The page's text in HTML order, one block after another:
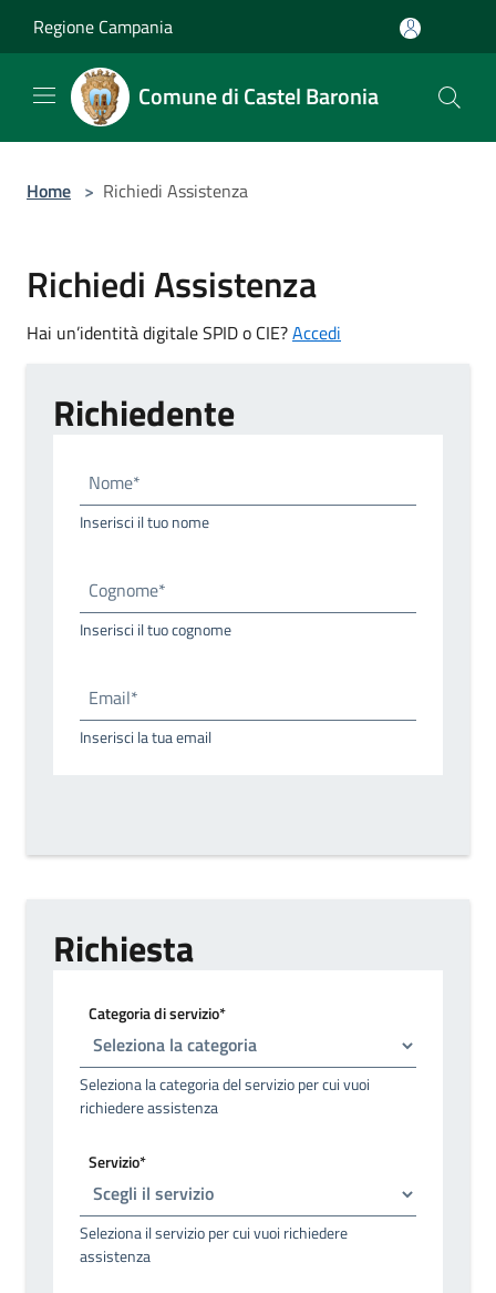
Regione Campania
Comune di Castel Baronia
Home > Richiedi Assistenza
Richiedi Assistenza
Hai un’identità digitale SPID o CIE?Accedi
Richiedente
Nome*
Inserisci il tuo nome
Cognome*
Inserisci il tuo cognome
Email*
Inserisci la tua email
Richiesta
Categoria di servizio*
Seleziona la categoria del servizio per cui vuoi
richiedere assistenza
Servizio*
Seleziona il servizio per cui vuoi richiedere
assistenza